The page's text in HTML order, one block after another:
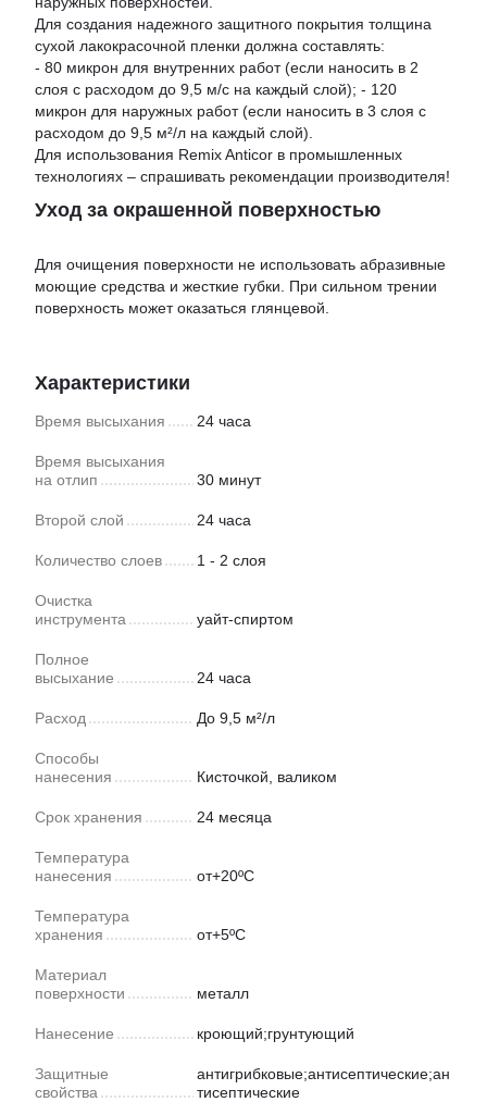
Для создания надежного защитного покрытия толщина
сухой лакокрасочной пленки должна составлять:
- 80 микрон для внутренних работ (если наносить в 2
слоя с расходом до 9,5 м/с на каждый слой); - 120
микрон для наружных работ (если наносить в 3 слоя с
расходом до 9,5 м²/л на каждый слой).
Для использования Remix Anticor в промышленных
технологиях – спрашивать рекомендации производителя!
Уход за окрашенной поверхностью
Для очищения поверхности не использовать абразивные
моющие средства и жесткие губки. При сильном трении
поверхность может оказаться глянцевой.
Характеристики
Время высыхания 24 часа
Время высыхания
на отлип
30 минут
Второй слой 24 часа
Количество слоев 1 - 2 слоя
Очистка
инструмента
уайт-спиртом
Полное
высыхание
24 часа
Расход До 9,5 м²/л
Способы
нанесения
Кисточкой, валиком
Срок хранения 24 месяца
Температура
нанесения
от+20ºС
Температура
хранения
от+5ºС
Материал
поверхности
металл
Нанесение кроющий;грунтующий
Защитные
свойства
антигрибковые;антисептические;ан
тисептические